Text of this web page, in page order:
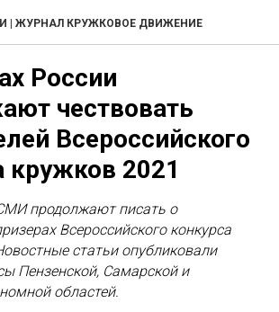
| ЖУРНАЛ КРУЖКОВОЕ ДВИЖЕНИЕ
России
чествовать
Всероссийского
кружков 2021
продолжают писать о
Всероссийского конкурса
статьи опубликовали
Пензенской, Самарской и
областей.